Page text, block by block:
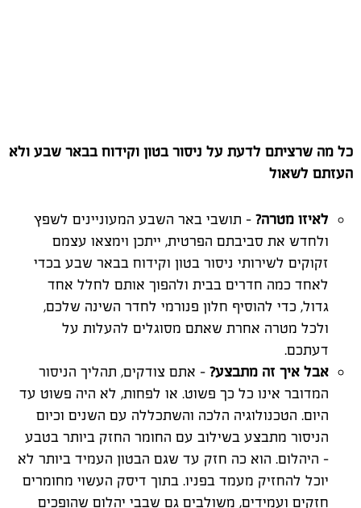
כל מה שרציתם לדעת על ניסור בטון וקידוח בבאר שבע ולא
העזתם לשאול
לאיזו מטרה? – תושבי באר השבע המעוניינים לשפץ
ולחדש את סביבתם הפרטית, ייתכן וימצאו עצמם
זקוקים לשירותי ניסור בטון וקידוח בבאר שבע בכדי
לאחד כמה חדרים בבית ולהפוך אותם לחלל אחד
גדול, כדי להוסיף חלון פנורמי לחדר השינה שלכם,
ולכל מטרה אחרת שאתם מסוגלים להעלות על
דעתכם.
אבל איך זה מתבצע? – אתם צודקים, תהליך הניסור
המדובר אינו כל כך פשוט. או לפחות, לא היה פשוט עד
היום. הטכנולוגיה הלכה והשתכללה עם השנים וכיום
הניסור מתבצע בשילוב עם החומר החזק ביותר בטבע
– היהלום. הוא כה חזק עד שגם הבטון העמיד ביותר לא
יוכל להחזיק מעמד בפניו. בתוך דיסק העשוי מחומרים
חזקים ועמידים, משולבים גם שבבי יהלום שהופכים